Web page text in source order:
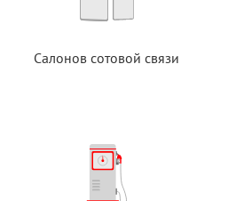
Салонов сотовой связи